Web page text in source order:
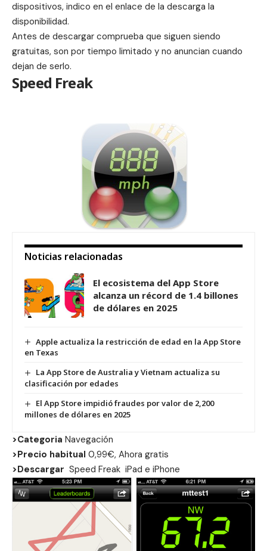
dispositivos, indico en el enlace de la descarga la
disponibilidad.
Antes de descargar comprueba que siguen siendo
gratuitas, son por tiempo limitado y no anuncian cuando
dejan de serlo.
Speed Freak
Noticias relacionadas
El ecosistema del App Store
alcanza un récord de 1.4 billones
de dólares en 2025
Apple actualiza la restricción de edad en la App Store
en Texas
La App Store de Australia y Vietnam actualiza su
clasificación por edades
El App Store impidió fraudes por valor de 2,200
millones de dólares en 2025
>Categoria Navegación
>Precio habitual 0,99€, Ahora gratis
>Descargar Speed Freak iPad e iPhone